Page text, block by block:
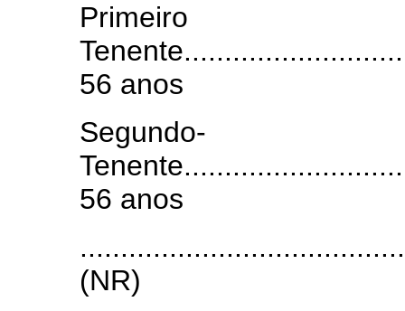
Primeiro
56 anos
Segundo-
56 anos
(NR)